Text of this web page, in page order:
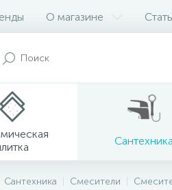
О магазине
Сантехника
Сантехника Смесители